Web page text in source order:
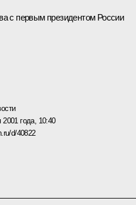
с первым президентом России
года, 10:40
d/40822